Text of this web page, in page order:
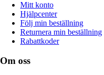
Mitt konto
Hjälpcenter
Följ min beställning
Returnera min beställning
Rabattkoder
Om oss